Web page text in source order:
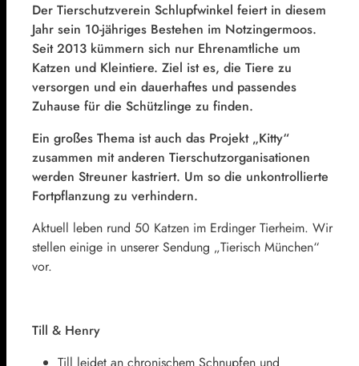
Der Tierschutzverein Schlupfwinkel feiert in diesem
Jahr sein 10-jähriges Bestehen im Notzingermoos.
Seit 2013 kümmern sich nur Ehrenamtliche um
Katzen und Kleintiere. Ziel ist es, die Tiere zu
versorgen und ein dauerhaftes und passendes
Zuhause für die Schützlinge zu finden.
Ein großes Thema ist auch das Projekt „Kitty“
zusammen mit anderen Tierschutzorganisationen
werden Streuner kastriert. Um so die unkontrollierte
Fortpflanzung zu verhindern.
Aktuell leben rund 50 Katzen im Erdinger Tierheim. Wir
stellen einige in unserer Sendung „Tierisch München“
vor.
Till & Henry